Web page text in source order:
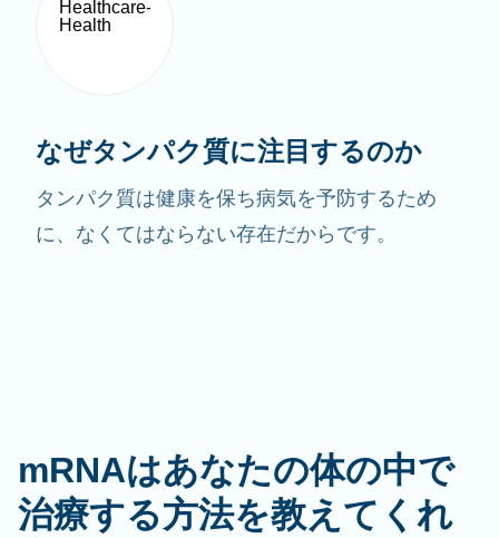
なぜタンパク質に注目するのか
タンパク質は健康を保ち病気を予防するため
に、なくてはならない存在だからです。
mRNAはあなたの体の中で
治療する方法を教えてくれ